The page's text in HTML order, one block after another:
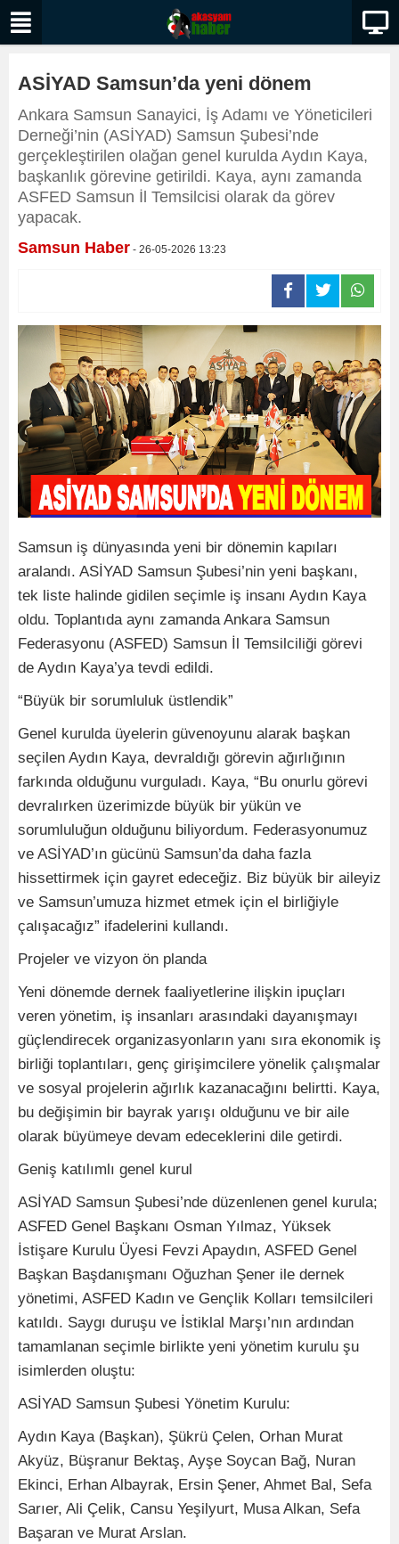
ASİYAD Samsun’da yeni dönem
Ankara Samsun Sanayici, İş Adamı ve Yöneticileri
Derneği’nin (ASİYAD) Samsun Şubesi’nde
gerçekleştirilen olağan genel kurulda Aydın Kaya,
başkanlık görevine getirildi. Kaya, aynı zamanda
ASFED Samsun İl Temsilcisi olarak da görev
yapacak.
Samsun Haber - 26-05-2026 13:23
Samsun iş dünyasında yeni bir dönemin kapıları
aralandı. ASİYAD Samsun Şubesi’nin yeni başkanı,
tek liste halinde gidilen seçimle iş insanı Aydın Kaya
oldu. Toplantıda aynı zamanda Ankara Samsun
Federasyonu (ASFED) Samsun İl Temsilciliği görevi
de Aydın Kaya’ya tevdi edildi.
“Büyük bir sorumluluk üstlendik”
Genel kurulda üyelerin güvenoyunu alarak başkan
seçilen Aydın Kaya, devraldığı görevin ağırlığının
farkında olduğunu vurguladı. Kaya, “Bu onurlu görevi
devralırken üzerimizde büyük bir yükün ve
sorumluluğun olduğunu biliyordum. Federasyonumuz
ve ASİYAD’ın gücünü Samsun’da daha fazla
hissettirmek için gayret edeceğiz. Biz büyük bir aileyiz
ve Samsun’umuza hizmet etmek için el birliğiyle
çalışacağız” ifadelerini kullandı.
Projeler ve vizyon ön planda
Yeni dönemde dernek faaliyetlerine ilişkin ipuçları
veren yönetim, iş insanları arasındaki dayanışmayı
güçlendirecek organizasyonların yanı sıra ekonomik iş
birliği toplantıları, genç girişimcilere yönelik çalışmalar
ve sosyal projelerin ağırlık kazanacağını belirtti. Kaya,
bu değişimin bir bayrak yarışı olduğunu ve bir aile
olarak büyümeye devam edeceklerini dile getirdi.
Geniş katılımlı genel kurul
ASİYAD Samsun Şubesi’nde düzenlenen genel kurula;
ASFED Genel Başkanı Osman Yılmaz, Yüksek
İstişare Kurulu Üyesi Fevzi Apaydın, ASFED Genel
Başkan Başdanışmanı Oğuzhan Şener ile dernek
yönetimi, ASFED Kadın ve Gençlik Kolları temsilcileri
katıldı. Saygı duruşu ve İstiklal Marşı’nın ardından
tamamlanan seçimle birlikte yeni yönetim kurulu şu
isimlerden oluştu:
ASİYAD Samsun Şubesi Yönetim Kurulu:
Aydın Kaya (Başkan), Şükrü Çelen, Orhan Murat
Akyüz, Büşranur Bektaş, Ayşe Soycan Bağ, Nuran
Ekinci, Erhan Albayrak, Ersin Şener, Ahmet Bal, Sefa
Sarıer, Ali Çelik, Cansu Yeşilyurt, Musa Alkan, Sefa
Başaran ve Murat Arslan.